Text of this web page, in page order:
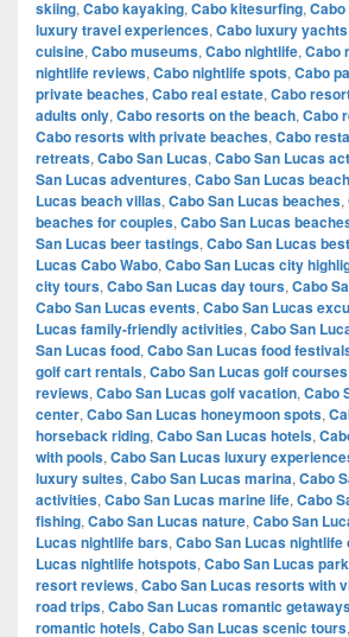
skiing, Cabo kayaking, Cabo kitesurfing,
luxury travel experiences, Cabo luxury yachts
cuisine, Cabo museums, Cabo nightlife, Cabo
nightlife reviews, Cabo nightlife spots, Cabo
private beaches, Cabo real estate, Cabo
adults only, Cabo resorts on the beach, Cabo
Cabo resorts with private beaches, Cabo
retreats, Cabo San Lucas, Cabo San Lucas
San Lucas adventures, Cabo San Lucas
Lucas beach villas, Cabo San Lucas beaches,
beaches for couples, Cabo San Lucas
San Lucas beer tastings, Cabo San Lucas
Lucas Cabo Wabo, Cabo San Lucas city
city tours, Cabo San Lucas day tours, Cabo
Cabo San Lucas events, Cabo San Lucas
Lucas family-friendly activities, Cabo San
San Lucas food, Cabo San Lucas food
golf cart rentals, Cabo San Lucas golf courses
reviews, Cabo San Lucas golf vacation, Cabo
center, Cabo San Lucas honeymoon spots,
horseback riding, Cabo San Lucas hotels,
with pools, Cabo San Lucas luxury
luxury suites, Cabo San Lucas marina, Cabo
activities, Cabo San Lucas marine life, Cabo
fishing, Cabo San Lucas nature, Cabo San
Lucas nightlife bars, Cabo San Lucas nightlife
Lucas nightlife hotspots, Cabo San Lucas
resort reviews, Cabo San Lucas resorts with
road trips, Cabo San Lucas romantic
romantic hotels, Cabo San Lucas scenic tours,